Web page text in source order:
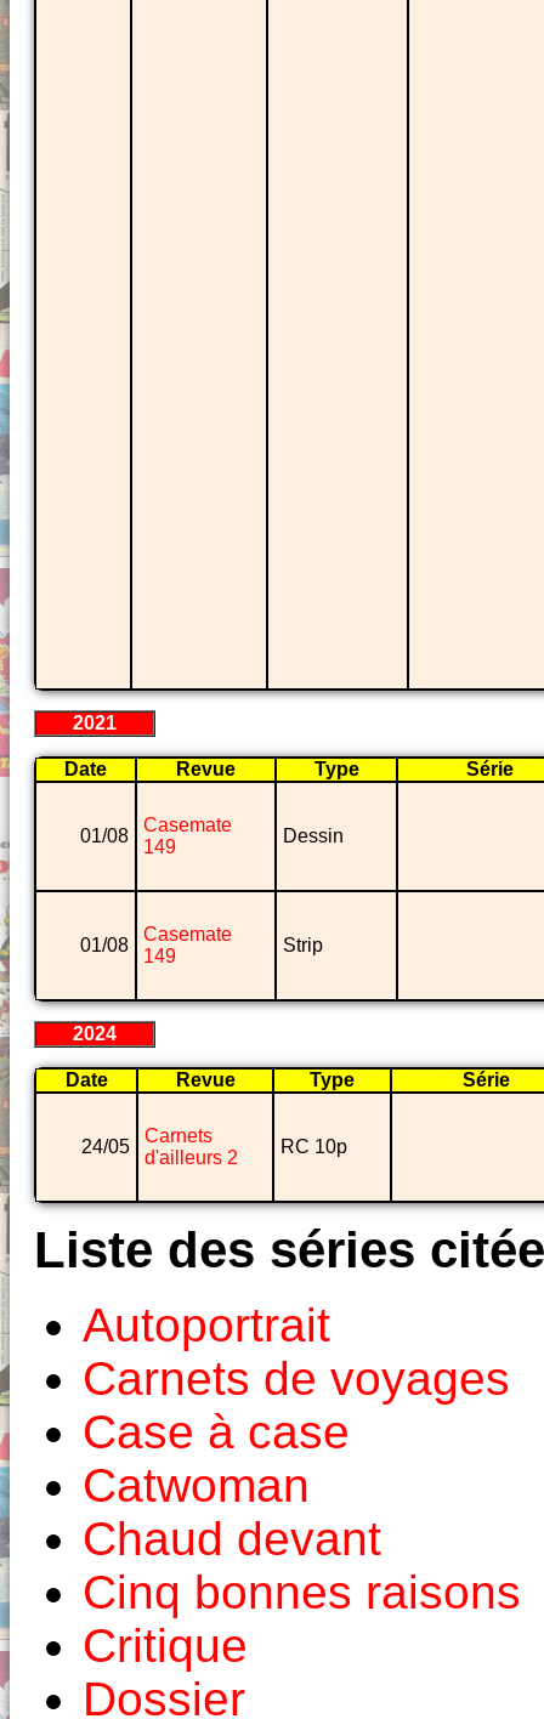
2021
Date Revue Type Série
01/08
Casemate
149
Dessin
01/08
Casemate
149
Strip
2024
Date Revue Type Série
24/05
Carnets
d'ailleurs 2
RC 10p
Liste des séries
Autoportrait
Carnets de voyages
Case à case
Catwoman
Chaud devant
Cinq bonnes raisons
Critique
Dossier